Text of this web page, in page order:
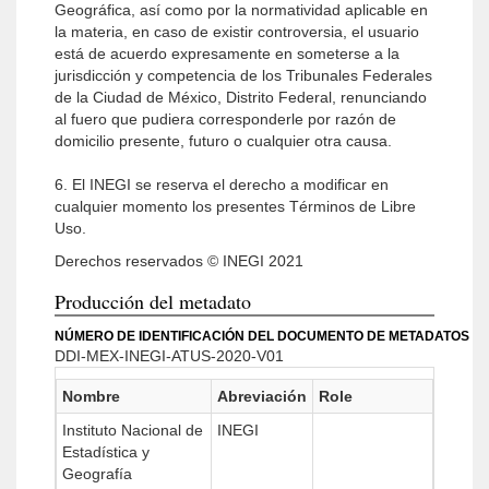
Geográfica, así como por la normatividad aplicable en
la materia, en caso de existir controversia, el usuario
está de acuerdo expresamente en someterse a la
jurisdicción y competencia de los Tribunales Federales
de la Ciudad de México, Distrito Federal, renunciando
al fuero que pudiera corresponderle por razón de
domicilio presente, futuro o cualquier otra causa.
6. El INEGI se reserva el derecho a modificar en
cualquier momento los presentes Términos de Libre
Uso.
Derechos reservados © INEGI 2021
Producción del metadato
NÚMERO DE IDENTIFICACIÓN DEL DOCUMENTO DE METADATOS
DDI-MEX-INEGI-ATUS-2020-V01
Nombre Abreviación
Role
Instituto Nacional de
Estadística y
Geografía
INEGI